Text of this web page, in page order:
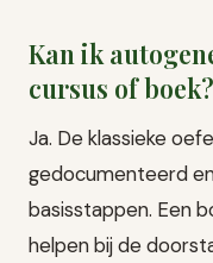
Kan ik
cursus of boek?
Ja. De klassieke
gedocumenteerd
basisstappen. Een
helpen bij de